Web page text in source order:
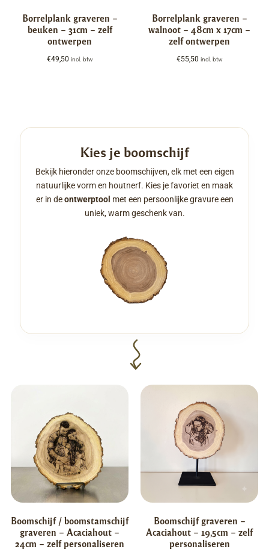
Borrelplank graveren –
beuken – 31cm – zelf
ontwerpen
€49,50 incl. btw
Borrelplank graveren –
walnoot – 48cm x 17cm –
zelf ontwerpen
€55,50 incl. btw
Kies je boomschijf
Bekijk hieronder onze boomschijven, elk met een eigen
natuurlijke vorm en houtnerf. Kies je favoriet en maak
er in deontwerptool met een persoonlijke gravure een
uniek, warm geschenk van.
Boomschijf / boomstamschijf
graveren – Acaciahout –
24cm – zelf personaliseren
Boomschijf graveren –
Acaciahout – 19,5cm – zelf
personaliseren